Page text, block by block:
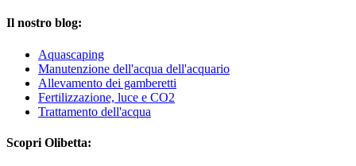
Il nostro blog:
Aquascaping
Manutenzione dell'acqua dell'acquario
Allevamento dei gamberetti
Fertilizzazione, luce e CO2
Trattamento dell'acqua
Scopri Olibetta: